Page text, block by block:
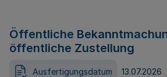
Öffentliche
öffentliche Zustellung
Ausfertigungsdatum 13.07.2026